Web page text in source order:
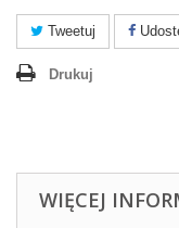
Tweetuj
Drukuj
WIĘCEJ